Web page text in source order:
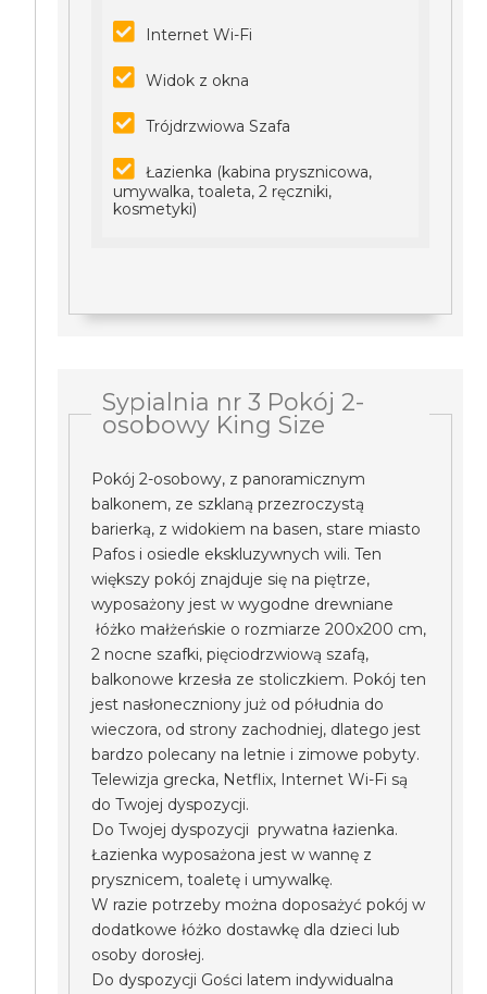
Internet Wi-Fi
Widok z okna
Trójdrzwiowa Szafa
Łazienka (kabina prysznicowa,
umywalka, toaleta, 2 ręczniki,
kosmetyki)
Sypialnia nr 3 Pokój 2-
osobowy King Size
Pokój 2-osobowy, z panoramicznym
balkonem, ze szklaną przezroczystą
barierką, z widokiem na basen, stare miasto
Pafos i osiedle ekskluzywnych wili. Ten
większy pokój znajduje się na piętrze,
wyposażony jest w wygodne drewniane
łóżko małżeńskie o rozmiarze 200x200 cm,
2 nocne szafki, pięciodrzwiową szafą,
balkonowe krzesła ze stoliczkiem. Pokój ten
jest nasłoneczniony już od półudnia do
wieczora, od strony zachodniej, dlatego jest
bardzo polecany na letnie i zimowe pobyty.
Telewizja grecka, Netflix, Internet Wi-Fi są
do Twojej dyspozycji.
Do Twojej dyspozycji prywatna łazienka.
Łazienka wyposażona jest w wannę z
prysznicem, toaletę i umywalkę.
W razie potrzeby można doposażyć pokój w
dodatkowe łóżko dostawkę dla dzieci lub
osoby dorosłej.
Do dyspozycji Gości latem indywidualna